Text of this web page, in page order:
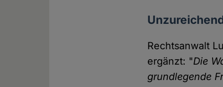
Rechtsanwalt
ergänzt: "Die
grundlegende